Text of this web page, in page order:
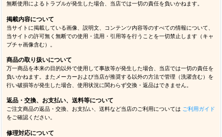
無断使用によるトラブルが発生した場合、当店では一切の責任を負いかねます。
掲載内容について
当サイトに掲載している画像、説明文、コンテンツ内容等のすべての情報について、
当サイトの許可無く無断での使用・流用・引用等を行うことを一切禁止します（キャ
プチャ画像含む）。
商品の取り扱いについて
万一商品を本来の目的以外で使用して事故等が発生した場合、当店では一切の責任を
負いかねます。またメーカーおよび当店が推奨する以外の方法で管理（洗濯含む）を
行い破損等が発生した場合、使用状況に関わらず交換・返品はできません。
返品・交換、お支払い、送料等について
ご注文商品の返品・交換、お支払い、送料など当店のご利用については ご利用ガイド
をご確認ください。
修理対応について